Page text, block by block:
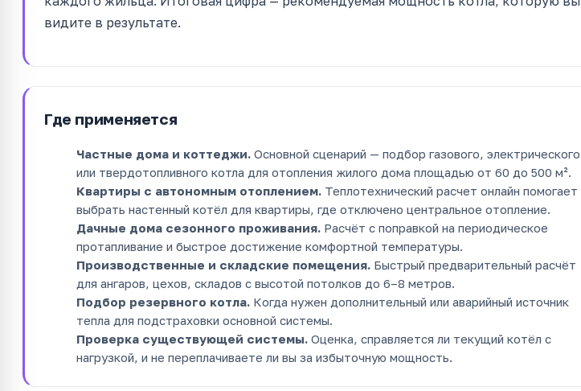
видите в результате.
Где применяется
Частные дома и коттеджи. Основной сценарий — подбор газового, электрического
или твердотопливного котла для отопления жилого дома площадью от 60 до 500 м².
Квартиры с автономным отоплением. Теплотехнический расчет онлайн помогает
выбрать настенный котёл для квартиры, где отключено центральное отопление.
Дачные дома сезонного проживания. Расчёт с поправкой на периодическое
протапливание и быстрое достижение комфортной температуры.
Производственные и складские помещения. Быстрый предварительный расчёт
для ангаров, цехов, складов с высотой потолков до 6–8 метров.
Подбор резервного котла. Когда нужен дополнительный или аварийный источник
тепла для подстраховки основной системы.
Проверка существующей системы. Оценка, справляется ли текущий котёл с
нагрузкой, и не переплачиваете ли вы за избыточную мощность.